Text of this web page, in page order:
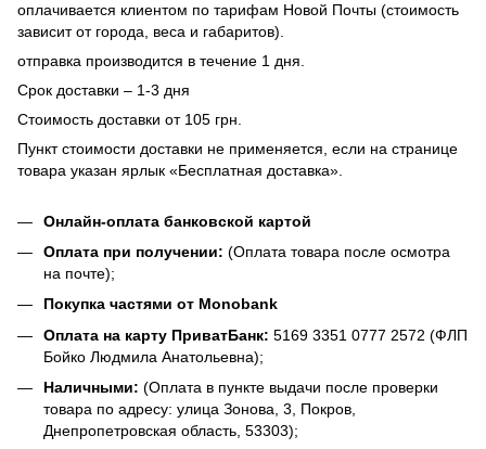
оплачивается клиентом по тарифам Новой Почты (стоимость
зависит от города, веса и габаритов).
отправка производится в течение 1 дня.
Срок доставки – 1-3 дня
Стоимость доставки от 105 грн.
Пункт стоимости доставки не применяется, если на странице
товара указан ярлык «Бесплатная доставка».
Онлайн-оплата банковской картой
Оплата при получении: (Оплата товара после осмотра
на почте);
Покупка частями от Monobank
Оплата на карту ПриватБанк: 5169 3351 0777 2572 (ФЛП
Бойко Людмила Анатольевна);
Наличными: (Оплата в пункте выдачи после проверки
товара по адресу: улица Зонова, 3, Покров,
Днепропетровская область, 53303);